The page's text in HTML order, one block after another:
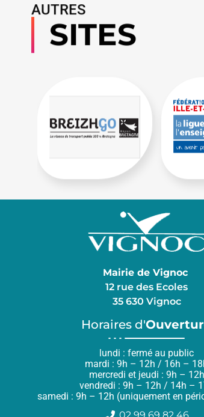
AUTRES
SITES
Mairie de Vignoc
12 rue des Ecoles
35 630 Vignoc
Horaires d'
lundi : fermé au public
mardi : 9h – 12h / 16h –
mercredi et jeudi : 9h – 12h
vendredi : 9h – 12h / 14h –
samedi : 9h – 12h (uniquement en